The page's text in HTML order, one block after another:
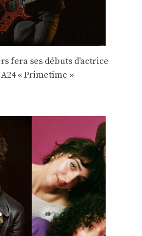
fera ses débuts d'actrice
« Primetime »